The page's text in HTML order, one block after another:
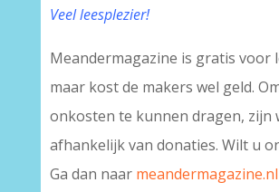
Veel leesplezier!
Meandermagazine is gratis voor
maar kost de makers wel geld.
onkosten te kunnen dragen, zijn
afhankelijk van donaties. Wilt u
Ga dan naar meandermagazine.nl